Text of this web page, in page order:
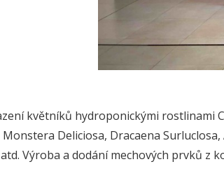
květníků hydroponickými rostlinami
Monstera Deliciosa, Dracaena
Výroba a dodání mechových prvků z